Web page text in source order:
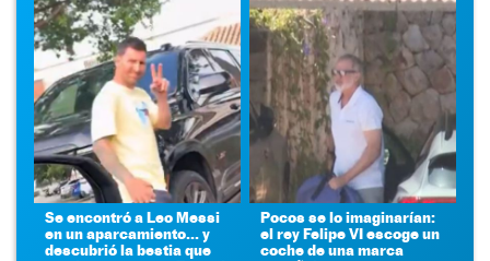
Se encontró a Leo Messi
en un aparcamiento... y
descubrió la bestia que
Pocos se lo imaginarían:
el rey Felipe VI escoge un
coche de una marca